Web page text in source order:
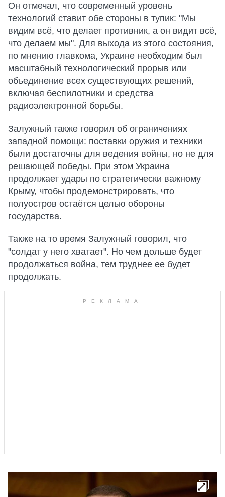
Он отмечал, что современный уровень
технологий ставит обе стороны в тупик: "Мы
видим всё, что делает противник, а он видит всё,
что делаем мы". Для выхода из этого состояния,
по мнению главкома, Украине необходим был
масштабный технологический прорыв или
объединение всех существующих решений,
включая беспилотники и средства
радиоэлектронной борьбы.
Залужный также говорил об ограничениях
западной помощи: поставки оружия и техники
были достаточны для ведения войны, но не для
решающей победы. При этом Украина
продолжает удары по стратегически важному
Крыму, чтобы продемонстрировать, что
полуостров остаётся целью обороны
государства.
Также на то время Залужный говорил, что
"солдат у него хватает". Но чем дольше будет
продолжаться война, тем труднее ее будет
продолжать.